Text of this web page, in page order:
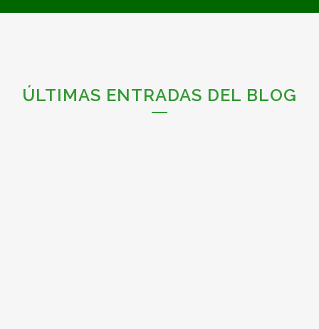
ÚLTIMAS ENTRADAS DEL BLOG